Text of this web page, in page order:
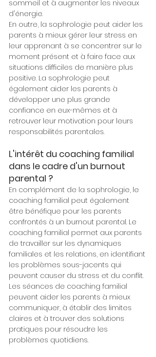
sommeil et à augmenter les niveaux
d'énergie.
En outre, la sophrologie peut aider les
parents à mieux gérer leur stress en
leur apprenant à se concentrer sur le
moment présent et à faire face aux
situations difficiles de manière plus
positive. La sophrologie peut
également aider les parents à
développer une plus grande
confiance en eux-mêmes et à
retrouver leur motivation pour leurs
responsabilités parentales.
L'intérêt du coaching familial
dans le cadre d'un burnout
parental ?
En complément de la sophrologie, le
coaching familial peut également
être bénéfique pour les parents
confrontés à un burnout parental. Le
coaching familial permet aux parents
de travailler sur les dynamiques
familiales et les relations, en identifiant
les problèmes sous-jacents qui
peuvent causer du stress et du conflit.
Les séances de coaching familial
peuvent aider les parents à mieux
communiquer, à établir des limites
claires et à trouver des solutions
pratiques pour résoudre les
problèmes quotidiens.